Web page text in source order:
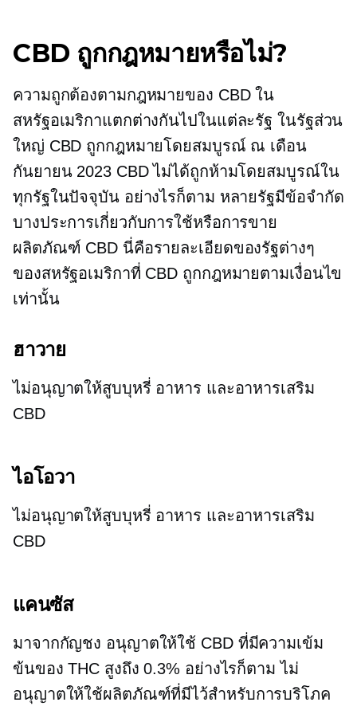
CBD ถูกกฎหมายหรือไม่?
ความถูกต้องตามกฎหมายของ CBD ใน
สหรัฐอเมริกาแตกต่างกันไปในแต่ละรัฐ ในรัฐส่วน
ใหญ่ CBD ถูกกฎหมายโดยสมบูรณ์ ณ เดือน
กันยายน 2023 CBD ไม่ได้ถูกห้ามโดยสมบูรณ์ใน
ทุกรัฐในปัจจุบัน อย่างไรก็ตาม หลายรัฐมีข้อจำกัด
บางประการเกี่ยวกับการใช้หรือการขาย
ผลิตภัณฑ์ CBD นี่คือรายละเอียดของรัฐต่างๆ
ของสหรัฐอเมริกาที่ CBD ถูกกฎหมายตามเงื่อนไข
เท่านั้น
ฮาวาย
ไม่อนุญาตให้สูบบุหรี่ อาหาร และอาหารเสริม
CBD
ไอโอวา
ไม่อนุญาตให้สูบบุหรี่ อาหาร และอาหารเสริม
CBD
แคนซัส
มาจากกัญชง อนุญาตให้ใช้ CBD ที่มีความเข้ม
ข้นของ THC สูงถึง 0.3% อย่างไรก็ตาม ไม่
อนุญาตให้ใช้ผลิตภัณฑ์ที่มีไว้สำหรับการบริโภค